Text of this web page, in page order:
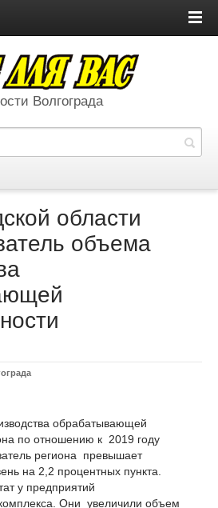
Волгограда
области
объема
обрабатывающей
по отношению к 2019 году
региона превышает
на 2,2 процентных пункта.
у предприятий
Они увеличили объем